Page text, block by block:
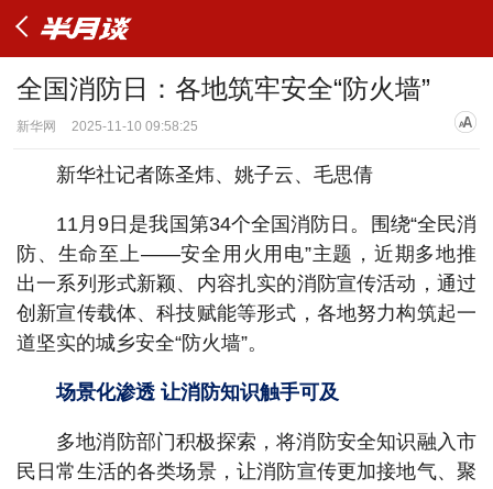
全国消防日：各地筑牢安全“防火墙”
新华网 2025-11-10 09:58:25
新华社记者陈圣炜、姚子云、毛思倩
11月9日是我国第34个全国消防日。围绕“全民消
防、生命至上——安全用火用电”主题，近期多地推
出一系列形式新颖、内容扎实的消防宣传活动，通过
创新宣传载体、科技赋能等形式，各地努力构筑起一
道坚实的城乡安全“防火墙”。
场景化渗透 让消防知识触手可及
多地消防部门积极探索，将消防安全知识融入市
民日常生活的各类场景，让消防宣传更加接地气、聚